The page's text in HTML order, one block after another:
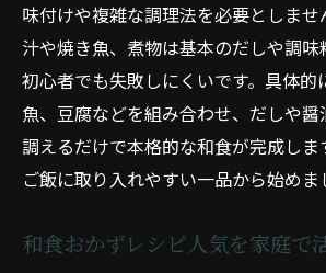
味付けや複雑な調理法を必要としま
汁や焼き魚、煮物は基本のだしや調味
初心者でも失敗しにくいです。具体的
魚、豆腐などを組み合わせ、だしや醤
調えるだけで本格的な和食が完成しま
ご飯に取り入れやすい一品から始めま
和食おかずレシピ人気を家庭で